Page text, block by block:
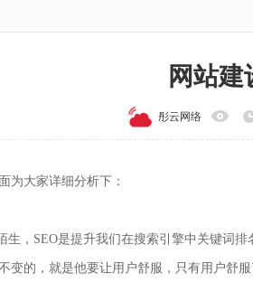
网站
彤云网络
为大家详细分析下：
生，SEO是提升我们在搜索引擎中关键词
变的，就是他要让用户舒服，只有用户舒服